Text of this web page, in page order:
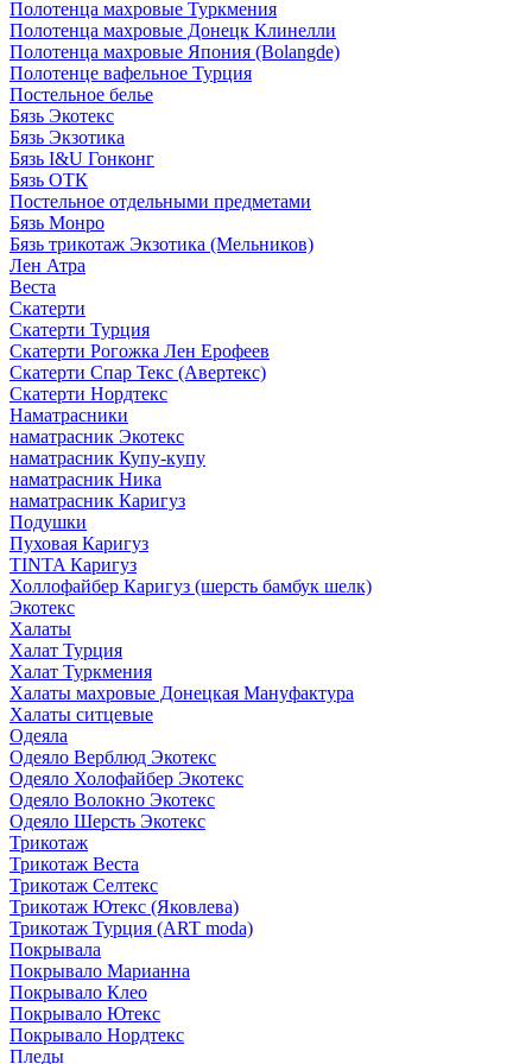
Полотенца махровые Туркмения
Полотенца махровые Донецк Клинелли
Полотенца махровые Япония (Bolangde)
Полотенце вафельное Турция
Постельное белье
Бязь Экотекс
Бязь Экзотика
Бязь I&U Гонконг
Бязь ОТК
Постельное отдельными предметами
Бязь Монро
Бязь трикотаж Экзотика (Мельников)
Лен Атра
Веста
Скатерти
Скатерти Турция
Скатерти Рогожка Лен Ерофеев
Скатерти Спар Текс (Авертекс)
Скатерти Нордтекс
Наматрасники
наматрасник Экотекс
наматрасник Купу-купу
наматрасник Ника
наматрасник Каригуз
Подушки
Пуховая Каригуз
TINTA Каригуз
Холлофайбер Каригуз (шерсть бамбук шелк)
Экотекс
Халаты
Халат Турция
Халат Туркмения
Халаты махровые Донецкая Мануфактура
Халаты ситцевые
Одеяла
Одеяло Верблюд Экотекс
Одеяло Холофайбер Экотекс
Одеяло Волокно Экотекс
Одеяло Шерсть Экотекс
Трикотаж
Трикотаж Веста
Трикотаж Селтекс
Трикотаж Ютекс (Яковлева)
Трикотаж Турция (ART moda)
Покрывала
Покрывало Марианна
Покрывало Клео
Покрывало Ютекс
Покрывало Нордтекс
Пледы